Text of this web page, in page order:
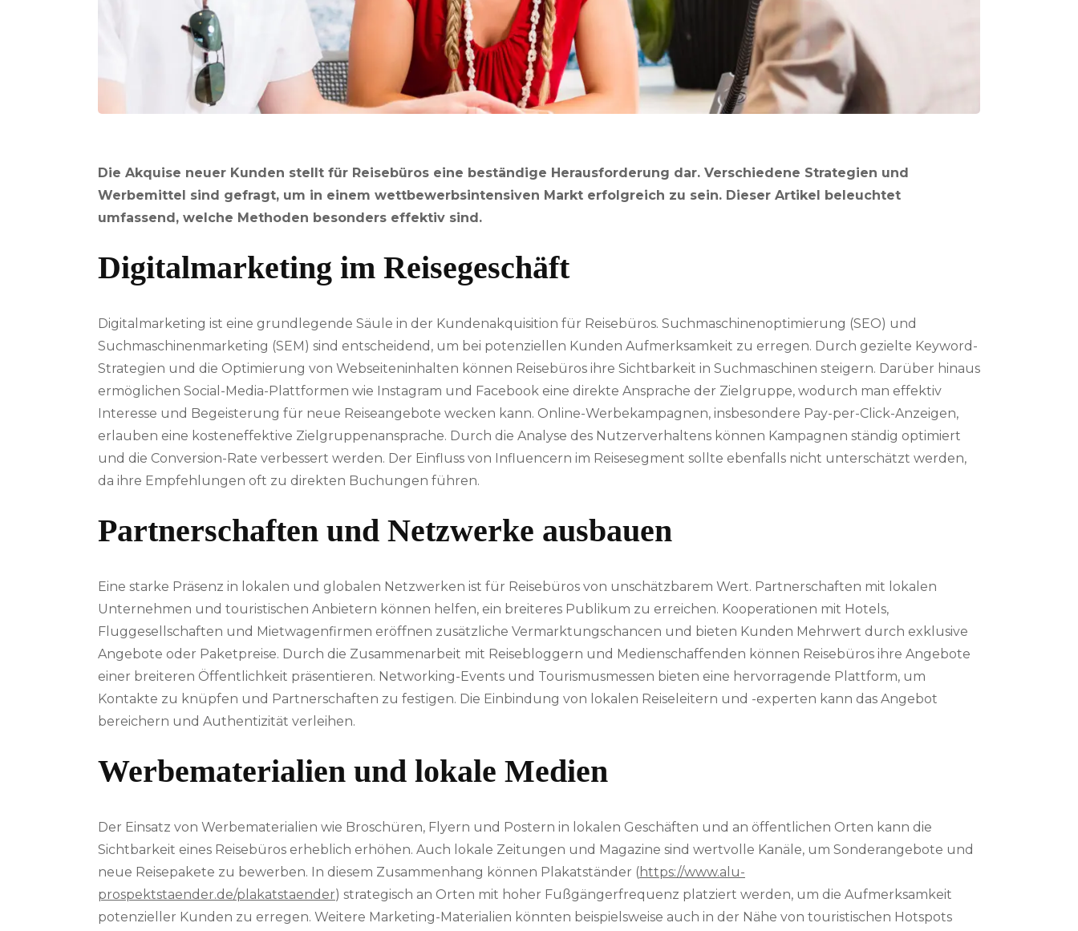
Die Akquise neuer Kunden stellt für Reisebüros eine beständige Herausforderung dar. Verschiedene Strategien und
Werbemittel sind gefragt, um in einem wettbewerbsintensiven Markt erfolgreich zu sein. Dieser Artikel beleuchtet
umfassend, welche Methoden besonders effektiv sind.
Digitalmarketing im Reisegeschäft
Digitalmarketing ist eine grundlegende Säule in der Kundenakquisition für Reisebüros. Suchmaschinenoptimierung (SEO) und
Suchmaschinenmarketing (SEM) sind entscheidend, um bei potenziellen Kunden Aufmerksamkeit zu erregen. Durch gezielte Keyword-
Strategien und die Optimierung von Webseiteninhalten können Reisebüros ihre Sichtbarkeit in Suchmaschinen steigern. Darüber hinaus
ermöglichen Social-Media-Plattformen wie Instagram und Facebook eine direkte Ansprache der Zielgruppe, wodurch man effektiv
Interesse und Begeisterung für neue Reiseangebote wecken kann. Online-Werbekampagnen, insbesondere Pay-per-Click-Anzeigen,
erlauben eine kosteneffektive Zielgruppenansprache. Durch die Analyse des Nutzerverhaltens können Kampagnen ständig optimiert
und die Conversion-Rate verbessert werden. Der Einfluss von Influencern im Reisesegment sollte ebenfalls nicht unterschätzt werden,
da ihre Empfehlungen oft zu direkten Buchungen führen.
Partnerschaften und Netzwerke ausbauen
Eine starke Präsenz in lokalen und globalen Netzwerken ist für Reisebüros von unschätzbarem Wert. Partnerschaften mit lokalen
Unternehmen und touristischen Anbietern können helfen, ein breiteres Publikum zu erreichen. Kooperationen mit Hotels,
Fluggesellschaften und Mietwagenfirmen eröffnen zusätzliche Vermarktungschancen und bieten Kunden Mehrwert durch exklusive
Angebote oder Paketpreise. Durch die Zusammenarbeit mit Reisebloggern und Medienschaffenden können Reisebüros ihre Angebote
einer breiteren Öffentlichkeit präsentieren. Networking-Events und Tourismusmessen bieten eine hervorragende Plattform, um
Kontakte zu knüpfen und Partnerschaften zu festigen. Die Einbindung von lokalen Reiseleitern und -experten kann das Angebot
bereichern und Authentizität verleihen.
Werbematerialien und lokale Medien
Der Einsatz von Werbematerialien wie Broschüren, Flyern und Postern in lokalen Geschäften und an öffentlichen Orten kann die
Sichtbarkeit eines Reisebüros erheblich erhöhen. Auch lokale Zeitungen und Magazine sind wertvolle Kanäle, um Sonderangebote und
neue Reisepakete zu bewerben. In diesem Zusammenhang können Plakatständer (https://www.alu-
prospektstaender.de/plakatstaender) strategisch an Orten mit hoher Fußgängerfrequenz platziert werden, um die Aufmerksamkeit
potenzieller Kunden zu erregen. Weitere Marketing-Materialien könnten beispielsweise auch in der Nähe von touristischen Hotspots